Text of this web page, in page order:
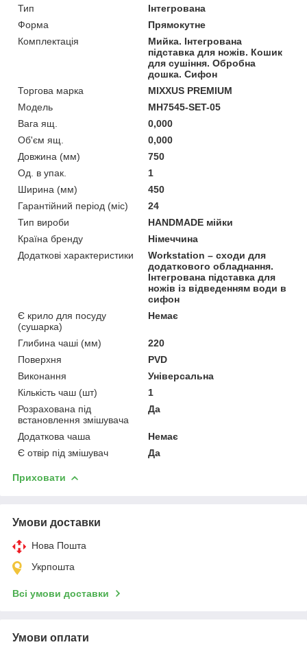
Тип
Інтегрована
Форма
Прямокутне
Комплектація
Мийка. Інтегрована
підставка для ножів. Кошик
для сушіння. Обробна
дошка. Сифон
Торгова марка
MIXXUS PREMIUM
Мoдель
MH7545-SET-05
Вага ящ.
0,000
Об'єм ящ.
0,000
Довжина (мм)
750
Од. в упак.
1
Ширина (мм)
450
Гарантійний період (міс)
24
Тип вироби
HANDMADE мійки
Країна бренду
Німеччина
Додаткові характеристики
Workstation – сходи для
додаткового обладнання.
Інтегрована підставка для
ножів із відведенням води в
сифон
Є крило для посуду
(сушарка)
Немає
Глибина чаші (мм)
220
Поверхня
PVD
Виконання
Універсальна
Кількість чаш (шт)
1
Розрахована під
встановлення змішувача
Да
Додаткова чаша
Немає
Є отвір під змішувач
Да
Приховати
Умови доставки
Нова Пошта
Укрпошта
Всі умови доставки
Умови оплати